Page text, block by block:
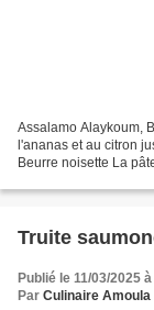
Assalamo Alaykoum,
l'ananas et au citron
Beurre noisette La
Truite
Publié le 11/03/2025
Par Culinaire Amoula